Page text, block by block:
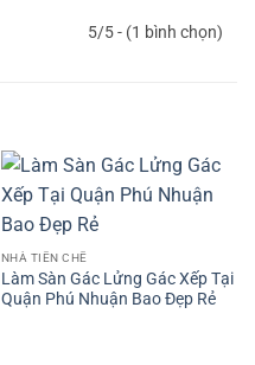
5/5 - (1 bình chọn)
NHÀ TIỀN CHẾ
Làm Sàn Gác Lửng Gác Xếp Tại
Quận Phú Nhuận Bao Đẹp Rẻ